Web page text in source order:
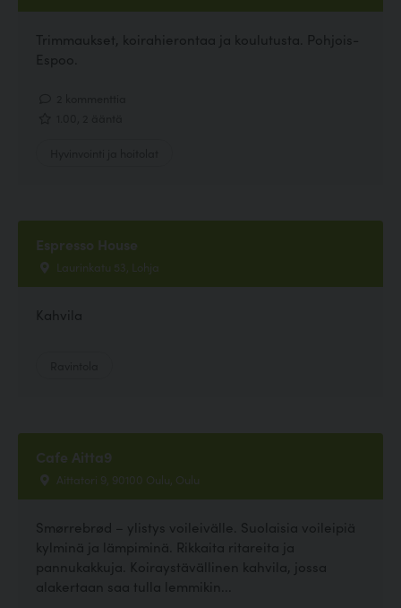
Trimmaukset, koirahierontaa ja koulutusta. Pohjois-
Espoo.
Espresso House
Laurinkatu 53, Lohja
Kahvila
Cafe Aitta9
Aittatori 9, 90100 Oulu, Oulu
Smørrebrød – ylistys voileivälle. Suolaisia voileipiä
kylminä ja lämpiminä. Rikkaita ritareita ja
pannukakkuja. Koiraystävällinen kahvila, jossa
alakertaan saa tulla lemmikin...